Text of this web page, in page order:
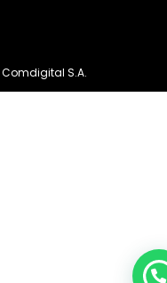
Comdigital S.A.